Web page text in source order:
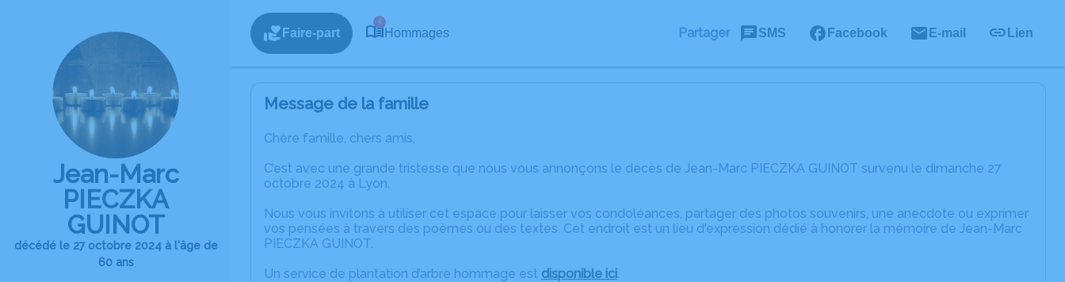
Jean-Marc
PIECZKA
GUINOT
décédé le 27 octobre 2024 à l'âge de
60 ans
Faire-part
4
Hommages Partager SMS Facebook E-mail Lien
Message de la famille
Chère famille, chers amis,
C’est avec une grande tristesse que nous vous annonçons le décès de Jean-Marc PIECZKA GUINOT survenu le dimanche 27
octobre 2024 à Lyon.
Nous vous invitons à utiliser cet espace pour laisser vos condoléances, partager des photos souvenirs, une anecdote ou exprimer
vos pensées à travers des poèmes ou des textes. Cet endroit est un lieu d'expression dédié à honorer la mémoire de Jean-Marc
PIECZKA GUINOT.
Un service de plantation d’arbre hommage est disponible ici.